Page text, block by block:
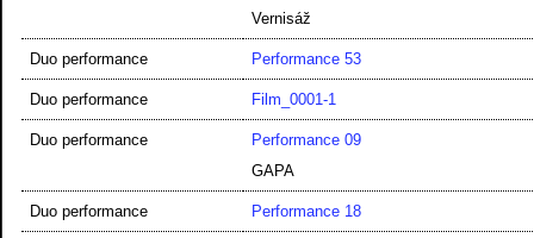
Vernisáž
Duo performance Performance 53
Duo performance Film_0001-1
Duo performance
Performance 09
GAPA
Duo performance Performance 18